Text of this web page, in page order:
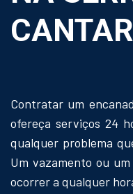
Contratar um
ofereça serviços 24
qualquer problema
Um vazamento ou
ocorrer a qualquer